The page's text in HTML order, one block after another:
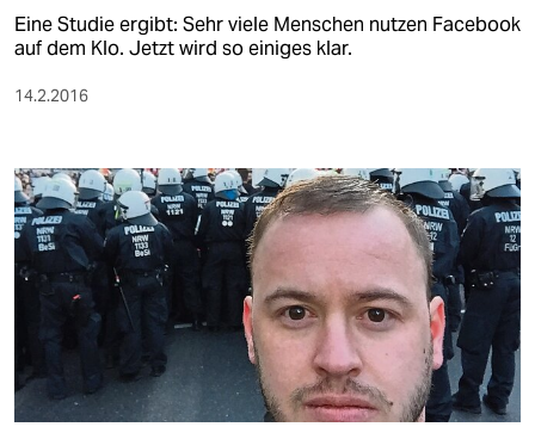
wahrheit
veranstaltungen
shop
fragen & hilfe
unterstützen
genossenschaft
Eine Studie ergibt: Sehr viele Menschen nutzen Facebook
auf dem Klo. Jetzt wird so einiges klar.
14.2.2016